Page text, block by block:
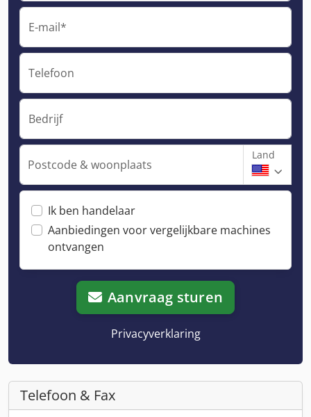
E-mail*
Telefoon
Bedrijf
Postcode & woonplaats
Land
Ik ben handelaar
Aanbiedingen voor vergelijkbare machines
ontvangen
Aanvraag sturen
Privacyverklaring
Telefoon & Fax